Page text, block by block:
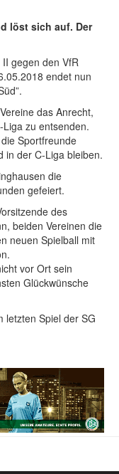
löst sich auf. Der
gegen den VfR
endet nun
das Anrecht,
zu entsenden.
Sportfreunde
in der C-Liga bleiben.
die
gefeiert.
des
beiden Vereinen die
neuen Spielball mit
vor Ort sein
Glückwünsche
letzten Spiel der SG